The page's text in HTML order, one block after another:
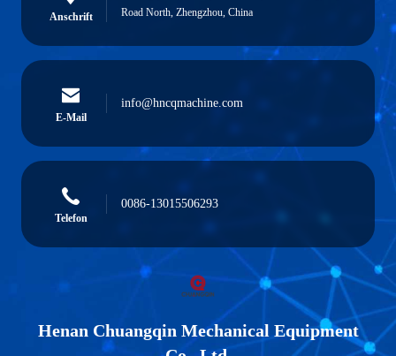
Anschrift
Road North, Zhengzhou, China
E-Mail
info@hncqmachine.com
Telefon
0086-13015506293
Henan Chuangqin Mechanical Equipment